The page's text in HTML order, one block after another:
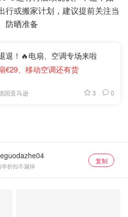
行或搬家计划，建议提前关注当
防晒准备
退！🔥电扇、空调专场来啦
€29、移动空调还有货
国亚马逊 3 0
折扣不漏掉
复制